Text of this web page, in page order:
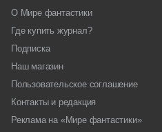
О Мире фантастики
Где купить журнал?
Подписка
Наш магазин
Пользовательское соглашение
Контакты и редакция
Реклама на «Мире фантастики»